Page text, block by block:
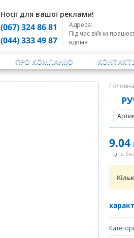
Носії для вашої реклами!
(067) 324 86 81
(044) 333 49 87
Адреса:
Під час війни
вдома
ПРО КОМПАНІЮ
Головна
9.04
ціна